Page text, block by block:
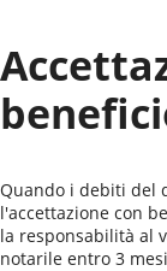
Quando i debiti del
l'accettazione con
la responsabilità al
notarile entro 3